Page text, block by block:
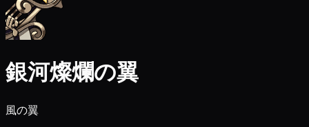
銀河燦爛の翼
風の翼